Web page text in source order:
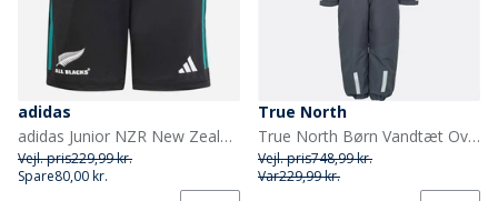
adidas
adidas Junior NZR New Zealand All Blacks Træningsshorts All Black/Pure Teal
Vejl. pris229,99 kr.
Spare80,00 kr.
True North
True North Børn Vandtæt Overalls Oxford Snedragt Nattehimmel
Vejl. pris748,99 kr.
Var229,99 kr.